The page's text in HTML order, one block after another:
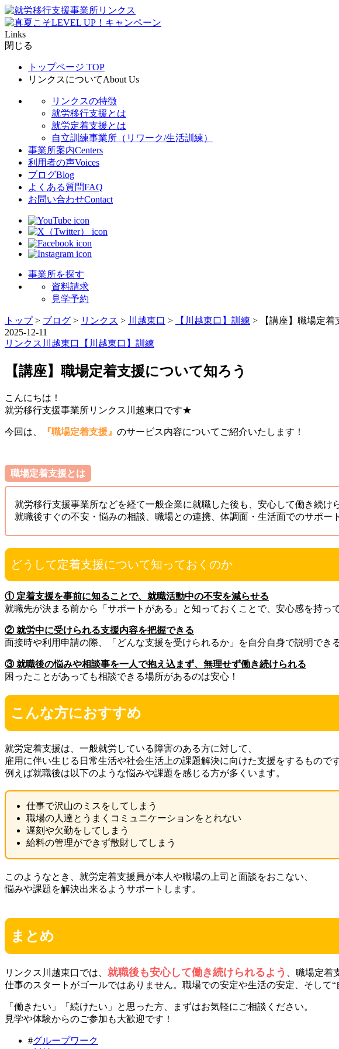
Links
閉じる
トップページ TOP
リンクスについてAbout Us
リンクスの特徴
就労移行支援とは
就労定着支援とは
自立訓練事業所（リワーク/生活訓練）
事業所案内Centers
利用者の声Voices
ブログBlog
よくある質問FAQ
お問い合わせContact
事業所を探す
資料請求
見学予約
トップ> ブログ > リンクス > 川越東口 > 【川越東口】訓練 >
【講座】職場定
2025-12-11
リンクス 川越東口 【川越東口】訓練
【講座】職場定着支援について知ろう
こんにちは！
就労移行支援事業所リンクス川越東口です★
今回は、 『職場定着支援』 のサービス内容についてご紹介いたします！
職場定着支援とは
就労移行支援事業所などを経て一般企業に就職した後も、安心して働き続け
就職後すぐの不安・悩みの相談、職場との連携、体調面・生活面でのサポー
どうして定着支援について知っておくのか
① 定着支援を事前に知ることで、就職活動中の不安を減らせる
就職先が決まる前から「サポートがある」と知っておくことで、安心感を持っ
② 就労中に受けられる支援内容を把握できる
面接時や利用申請の際、「どんな支援を受けられるか」を自分自身で説明でき
③ 就職後の悩みや相談事を一人で抱え込まず、無理せず働き続けられる
困ったことがあっても相談できる場所があるのは安心！
こんな方におすすめ
就労定着支援は、一般就労している障害のある方に対して、
雇用に伴い生じる日常生活や社会生活上の課題解決に向けた支援をするものです
例えば就職後は以下のような悩みや課題を感じる方が多くいます。
仕事で沢山のミスをしてしまう
職場の人達とうまくコミュニケーションをとれない
遅刻や欠勤をしてしまう
給料の管理ができず散財してしまう
このようなとき、就労定着支援員が本人や職場の上司と面談をおこない、
悩みや課題を解決出来るようサポートします。
まとめ
リンクス川越東口では、 就職後も安心して働き続けられるよう 、職場定着
仕事のスタートがゴールではありません。職場での安定や生活の安定、そして
「働きたい」「続けたい」と思った方、まずはお気軽にご相談ください。
見学や体験からのご参加も大歓迎です！
#グループワーク